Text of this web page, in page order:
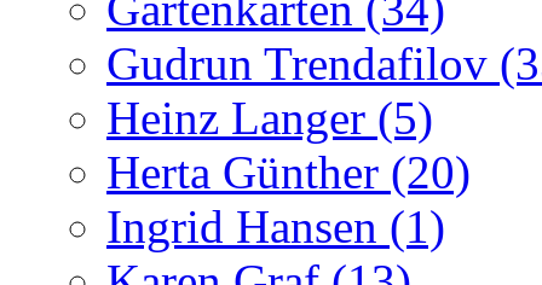
Gudrun Trendafilov
Heinz Langer (5)
Herta Günther (20)
Ingrid Hansen (1)